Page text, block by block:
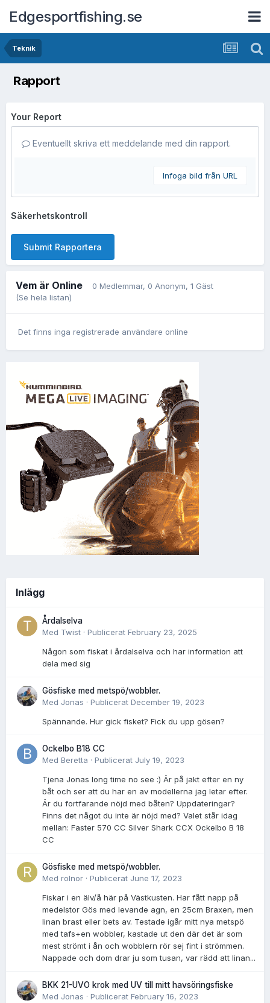
Edgesportfishing.se
Teknik
Rapport
Your Report
Eventuellt skriva ett meddelande med din rapport.
Infoga bild från URL
Säkerhetskontroll
Submit Rapportera
Vem är Online 0 Medlemmar, 0 Anonym, 1 Gäst
(Se hela listan)
Det finns inga registrerade användare online
Inlägg
Årdalselva
Med Twist · Publicerat February 23, 2025
Någon som fiskat i årdalselva och har information att
dela med sig
Gösfiske med metspö/wobbler.
Med Jonas · Publicerat December 19, 2023
Spännande. Hur gick fisket? Fick du upp gösen?
Ockelbo B18 CC
Med Beretta · Publicerat July 19, 2023
Tjena Jonas long time no see :) Är på jakt efter en ny
båt och ser att du har en av modellerna jag letar efter.
Är du fortfarande nöjd med båten? Uppdateringar?
Finns det något du inte är nöjd med? Valet står idag
mellan: Faster 570 CC Silver Shark CCX Ockelbo B 18
CC
Gösfiske med metspö/wobbler.
Med rolnor · Publicerat June 17, 2023
Fiskar i en älv/å här på Västkusten. Har fått napp på
medelstor Gös med levande agn, en 25cm Braxen, men
linan brast eller bets av. Testade igår mitt nya metspö
med tafs+en wobbler, kastade ut den där det är som
mest strömt i ån och wobblern rör sej fint i strömmen.
Nappade och dom drar ju som tusan, var rädd att linan...
BKK 21-UVO krok med UV till mitt havsöringsfiske
Med Jonas · Publicerat February 16, 2023